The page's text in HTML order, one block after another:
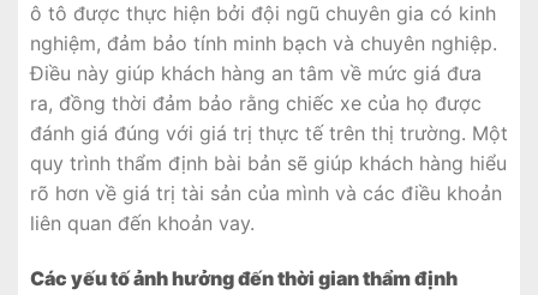
ô tô được thực hiện bởi đội ngũ chuyên gia có kinh
nghiệm, đảm bảo tính minh bạch và chuyên nghiệp.
Điều này giúp khách hàng an tâm về mức giá đưa
ra, đồng thời đảm bảo rằng chiếc xe của họ được
đánh giá đúng với giá trị thực tế trên thị trường. Một
quy trình thẩm định bài bản sẽ giúp khách hàng hiểu
rõ hơn về giá trị tài sản của mình và các điều khoản
liên quan đến khoản vay.
Các yếu tố ảnh hưởng đến thời gian thẩm định